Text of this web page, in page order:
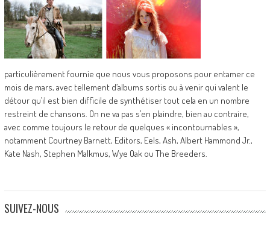
particulièrement fournie que nous vous proposons pour entamer ce
mois de mars, avec tellement d’albums sortis ou à venir qui valent le
détour qu’il est bien difficile de synthétiser tout cela en un nombre
restreint de chansons. On ne va pas s’en plaindre, bien au contraire,
avec comme toujours le retour de quelques « incontournables »,
notamment Courtney Barnett, Editors, Eels, Ash, Albert Hammond Jr.,
Kate Nash, Stephen Malkmus, Wye Oak ou The Breeders.
SUIVEZ-NOUS